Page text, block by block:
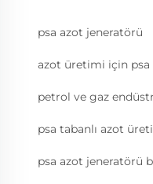
psa azot jeneratörü
azot üretimi için
petrol ve gaz
psa tabanlı azot
psa azot jeneratörü